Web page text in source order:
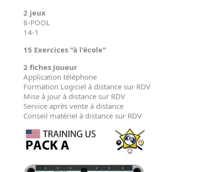
2 jeux
8-POOL
14-1
15 Exercices "à l'école"
2 fiches Joueur
Application téléphone
Formation Logiciel à distance sur RDV
Mise à jour à distance sur RDV
Service après vente à distance
Conseil matériel à distance sur RDV